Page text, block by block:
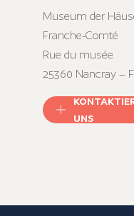
Museum der
Franche-Comté
Rue du musée
25360 Nancray –
UNS